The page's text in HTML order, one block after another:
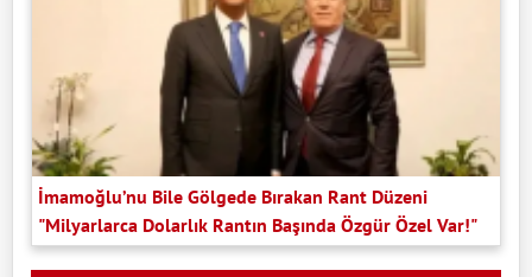
İmamoğlu’nu Bile Gölgede Bırakan Rant Düzeni
"Milyarlarca Dolarlık Rantın Başında Özgür Özel Var!"